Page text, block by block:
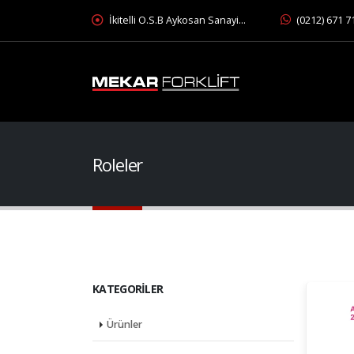
İkitelli O.S.B Aykosan Sanayi… (0212) 671
Roleler
KATEGORILER
Ürünler